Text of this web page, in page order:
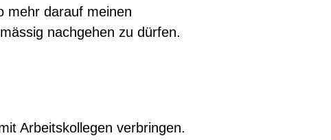
mehr darauf meinen
nachgehen zu dürfen.
Arbeitskollegen verbringen.